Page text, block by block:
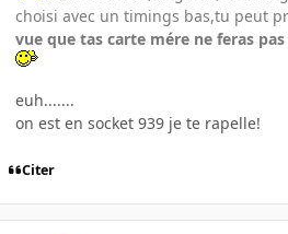
choisi avec un timings bas,tu peut
vue que tas carte mére ne feras
euh.......
on est en socket 939 je te rapelle!
Citer